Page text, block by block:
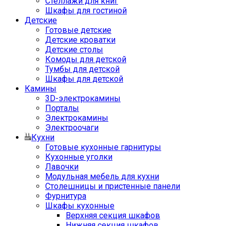
Шкафы для гостиной
Детские
Готовые детские
Детские кроватки
Детские столы
Комоды для детской
Тумбы для детской
Шкафы для детской
Камины
3D-электрокамины
Порталы
Электрокамины
Электроочаги
Кухни
Готовые кухонные гарнитуры
Кухонные уголки
Лавочки
Модульная мебель для кухни
Столешницы и пристенные панели
Фурнитура
Шкафы кухонные
Верхняя секция шкафов